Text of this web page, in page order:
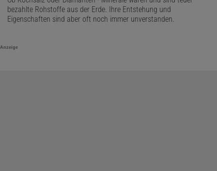
bezahlte Rohstoffe aus der Erde. Ihre Entstehung und
Eigenschaften sind aber oft noch immer unverstanden.
Anzeige